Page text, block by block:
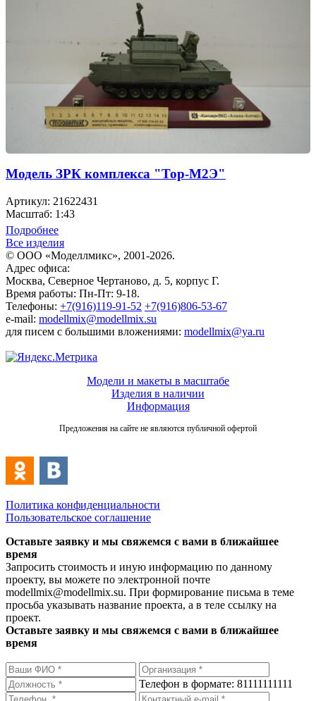
Модель ЗРК комплекса "Тор-М2Э"
Артикул: 21622431
Масштаб: 1:43
Подробнее
Все изделия
© ООО «Моделлмикс», 2001-2026.
Адрес офиса:
Москва, Северное Чертаново, д. 5, корпус Г.
Время работы: Пн-Пт: 9-18.
Телефоны: +7(916)119-91-52 +7(916)806-53-67
e-mail: modellmix@modellmix.su
для писем с большими вложениями: modellmix@ya.ru
Модели и макеты в масштабе
Изделия в наличии
Информация
Предложения на сайте не являются публичной офертой
Политика конфиденциальности
Пользовательское соглашение
Оставьте заявку и мы свяжемся с вами в ближайшее
время
Запросить стоимость и иную информацию по данному
проекту, вы можете по электронной почте
modellmix@modellmix.su. При формирование письма в теме
просьба указывать название проекта, а в теле ссылку на
проект.
Оставьте заявку и мы свяжемся с вами в ближайшее
время
Телефон в формате: 81111111111